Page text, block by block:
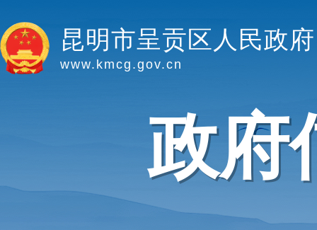
昆明市呈贡区人民政府
www.kmcg.gov.cn
政府